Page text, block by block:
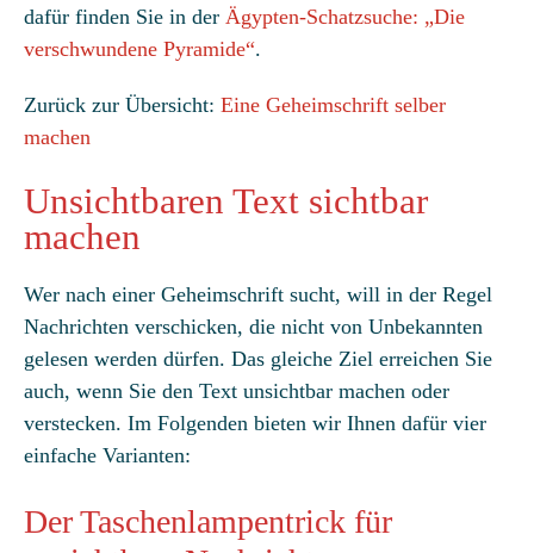
dafür finden Sie in der Ägypten-Schatzsuche: „Die
verschwundene Pyramide“.
Zurück zur Übersicht: Eine Geheimschrift selber
machen
Unsichtbaren Text sichtbar
machen
Wer nach einer Geheimschrift sucht, will in der Regel
Nachrichten verschicken, die nicht von Unbekannten
gelesen werden dürfen. Das gleiche Ziel erreichen Sie
auch, wenn Sie den Text unsichtbar machen oder
verstecken. Im Folgenden bieten wir Ihnen dafür vier
einfache Varianten:
Der Taschenlampentrick für